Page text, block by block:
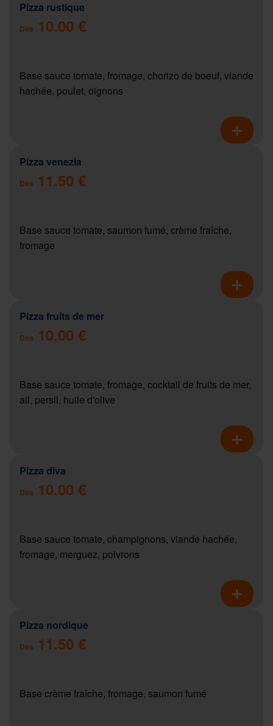
Pizza rustique
Dès 10.00 €
Base sauce tomate, fromage, chorizo de boeuf, viande
hachée, poulet, oignons
Pizza venezia
Dès 11.50 €
Base sauce tomate, saumon fumé, crème fraîche,
fromage
Pizza fruits de mer
Dès 10.00 €
Base sauce tomate, fromage, cocktail de fruits de mer,
ail, persil, huile d'olive
Pizza diva
Dès 10.00 €
Base sauce tomate, champignons, viande hachée,
fromage, merguez, poivrons
Pizza nordique
Dès 11.50 €
Base crème fraîche, fromage, saumon fumé